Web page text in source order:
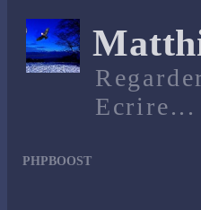
Ecrire...
PHPBOOST